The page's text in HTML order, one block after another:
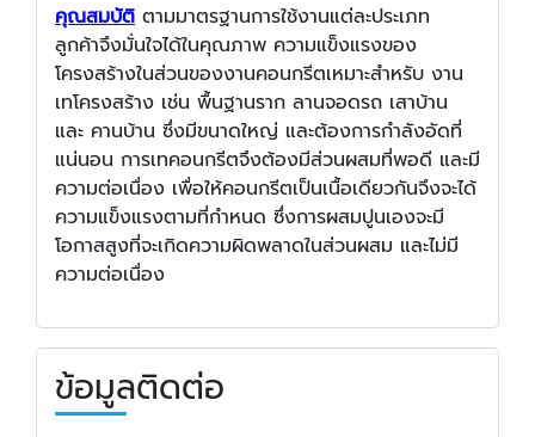
คุณสมบัติ ตามมาตรฐานการใช้งานแต่ละประเภท
ลูกค้าจึงมั่นใจได้ในคุณภาพ ความแข็งแรงของ
โครงสร้างในส่วนของงานคอนกรีตเหมาะสำหรับ งาน
เทโครงสร้าง เช่น พื้นฐานราก ลานจอดรถ เสาบ้าน
และ คานบ้าน ซึ่งมีขนาดใหญ่ และต้องการกำลังอัดที่
แน่นอน การเทคอนกรีตจึงต้องมีส่วนผสมที่พอดี และมี
ความต่อเนื่อง เพื่อให้คอนกรีตเป็นเนื้อเดียวกันจึงจะได้
ความแข็งแรงตามที่กำหนด ซึ่งการผสมปูนเองจะมี
โอกาสสูงที่จะเกิดความผิดพลาดในส่วนผสม และไม่มี
ความต่อเนื่อง
ข้อมูลติดต่อ